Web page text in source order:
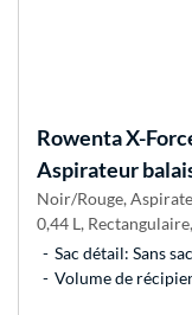
RowentaX-
Aspirateur
Noir/Rouge,
0,44 L,
Sac détail: Sans sac
Volume de